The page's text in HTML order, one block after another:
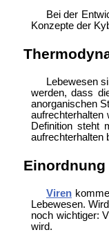
Bei der
Konzepte der
Lebewesen
werden, dass
anorganischen
Definition steht
aufrechterhalten
Einordnung
Viren
Lebewesen.
noch wichtiger:
wird.